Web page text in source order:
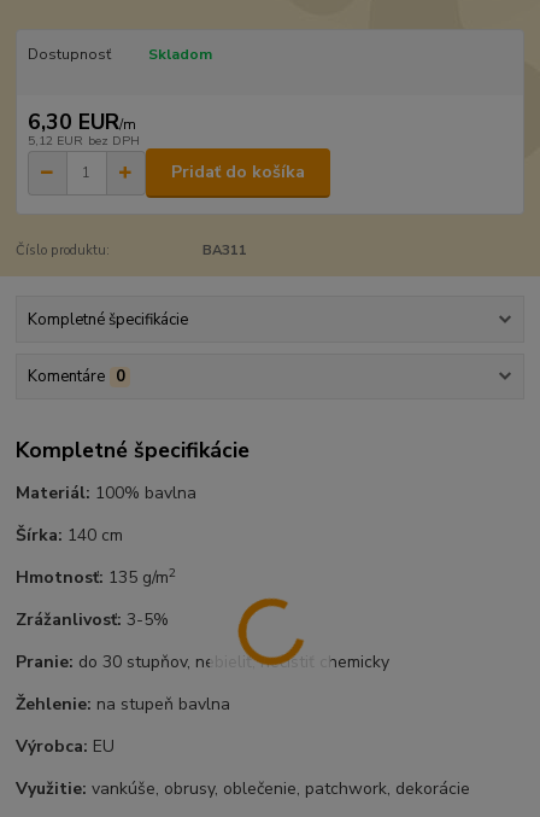
Dostupnosť Skladom
6,30 EUR/m
5,12 EUR bez DPH
Pridať do košíka
Číslo produktu: BA311
Kompletné špecifikácie
Komentáre 0
Kompletné špecifikácie
Materiál: 100% bavlna
Šírka: 140 cm
Hmotnosť: 135 g/m2
Zrážanlivosť: 3-5%
Pranie: do 30 stupňov, nebieliť, nečistiť chemicky
Žehlenie: na stupeň bavlna
Výrobca: EU
Využitie: vankúše, obrusy, oblečenie, patchwork, dekorácie